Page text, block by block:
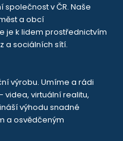
v ČR. Naše
a obcí
je k lidem prostřednictvím
a sociálních sítí.
výrobu. Umíme a rádi
videa, virtuální realitu,
výhodu snadné
a osvědčeným